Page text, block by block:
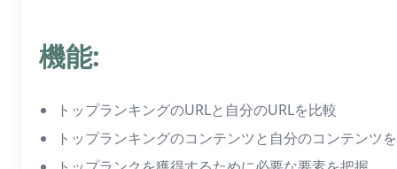
機能:
トップランキングのURLと自分のURLを比較
トップランキングのコンテンツと自分のコンテンツ